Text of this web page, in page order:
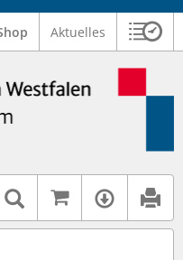
Aktuelles
vergleichen
Beziehungen
Textsuche im
Auf